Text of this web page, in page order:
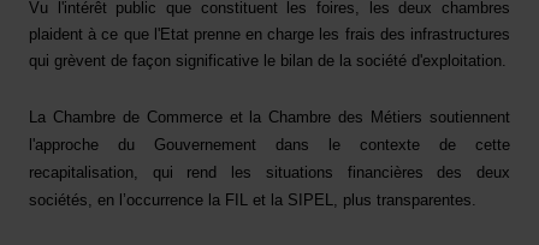
Vu l'intérêt public que constituent les foires, les deux chambres
plaident à ce que l'Etat prenne en charge les frais des infrastructures
qui grèvent de façon significative le bilan de la société d'exploitation.
La Chambre de Commerce et la Chambre des Métiers soutiennent
l'approche du Gouvernement dans le contexte de cette
recapitalisation, qui rend les situations financières des deux
sociétés, en l’occurrence la FIL et la SIPEL, plus transparentes.